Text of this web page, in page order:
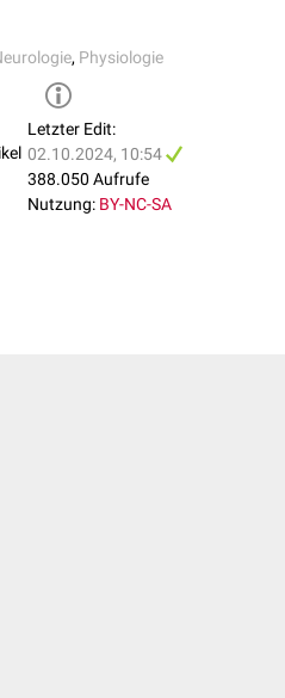
, Physiologie
Letzter Edit:
02.10.2024, 10:54
388.050 Aufrufe
Nutzung: BY-NC-SA